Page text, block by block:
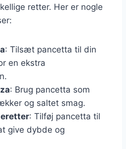
retter. Her er nogle
: Tilsæt pancetta til din
en ekstra
: Brug pancetta som
og saltet smag.
: Tilføj pancetta til
give dybde og